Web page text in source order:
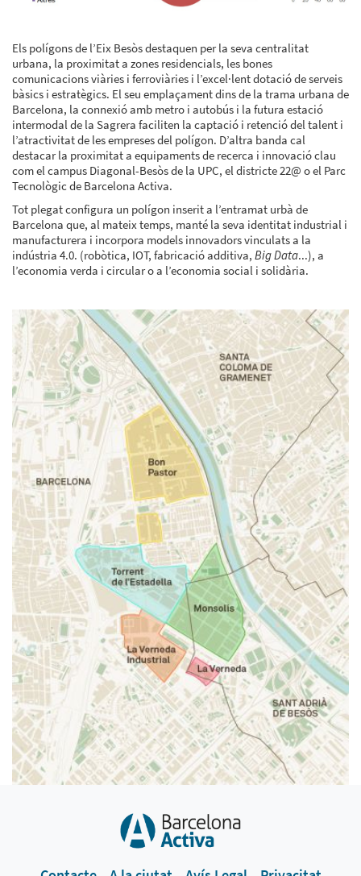
Els polígons de l’Eix Besòs destaquen per la seva centralitat
urbana, la proximitat a zones residencials, les bones
comunicacions viàries i ferroviàries i l’excel·lent dotació de serveis
bàsics i estratègics. El seu emplaçament dins de la trama urbana de
Barcelona, la connexió amb metro i autobús i la futura estació
intermodal de la Sagrera faciliten la captació i retenció del talent i
l’atractivitat de les empreses del polígon. D’altra banda cal
destacar la proximitat a equipaments de recerca i innovació clau
com el campus Diagonal-Besòs de la UPC, el districte 22@ o el Parc
Tecnològic de Barcelona Activa.
Tot plegat configura un polígon inserit a l’entramat urbà de
Barcelona que, al mateix temps, manté la seva identitat industrial i
manufacturera i incorpora models innovadors vinculats a la
indústria 4.0. (robòtica, IOT, fabricació additiva, Big Data...), a
l’economia verda i circular o a l’economia social i solidària.